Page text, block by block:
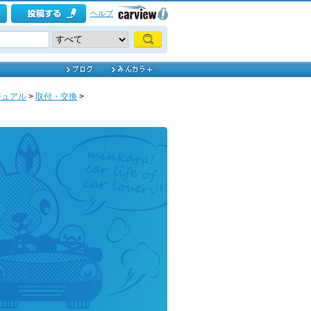
ヘルプ
アル > 取付・交換 >